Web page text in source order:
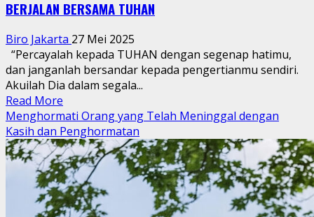
BERJALAN BERSAMA TUHAN
Biro Jakarta 27 Mei 2025
“Percayalah kepada TUHAN dengan segenap hatimu,
dan janganlah bersandar kepada pengertianmu sendiri.
Akuilah Dia dalam segala...
Read More
more
about
BERJALAN
BERSAMA
TUHAN
Menghormati Orang yang Telah Meninggal dengan
Kasih dan Penghormatan